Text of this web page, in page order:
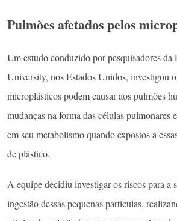
Pulmões afetados pelos
Um estudo conduzido por pesquisadores da
University, nos Estados Unidos, investigou
microplásticos podem causar aos pulmões
mudanças na forma das células pulmonares
em seu metabolismo quando expostos a
de plástico.
A equipe decidiu investigar os riscos para a
ingestão dessas pequenas partículas,